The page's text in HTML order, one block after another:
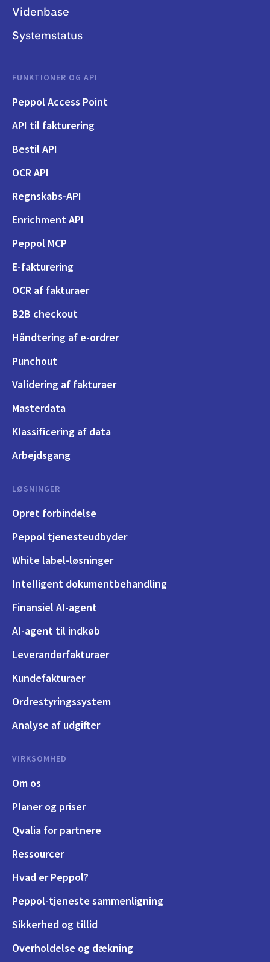
Videnbase
Systemstatus
FUNKTIONER OG API
Peppol Access Point
API til fakturering
Bestil API
OCR API
Regnskabs-API
Enrichment API
Peppol MCP
E-fakturering
OCR af fakturaer
B2B checkout
Håndtering af e-ordrer
Punchout
Validering af fakturaer
Masterdata
Klassificering af data
Arbejdsgang
LØSNINGER
Opret forbindelse
Peppol tjenesteudbyder
White label-løsninger
Intelligent dokumentbehandling
Finansiel AI-agent
AI-agent til indkøb
Leverandørfakturaer
Kundefakturaer
Ordrestyringssystem
Analyse af udgifter
VIRKSOMHED
Om os
Planer og priser
Qvalia for partnere
Ressourcer
Hvad er Peppol?
Peppol-tjeneste sammenligning
Sikkerhed og tillid
Overholdelse og dækning